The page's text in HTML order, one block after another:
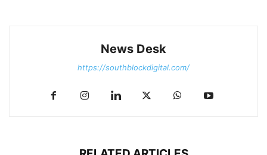
News Desk
https://southblockdigital.com/